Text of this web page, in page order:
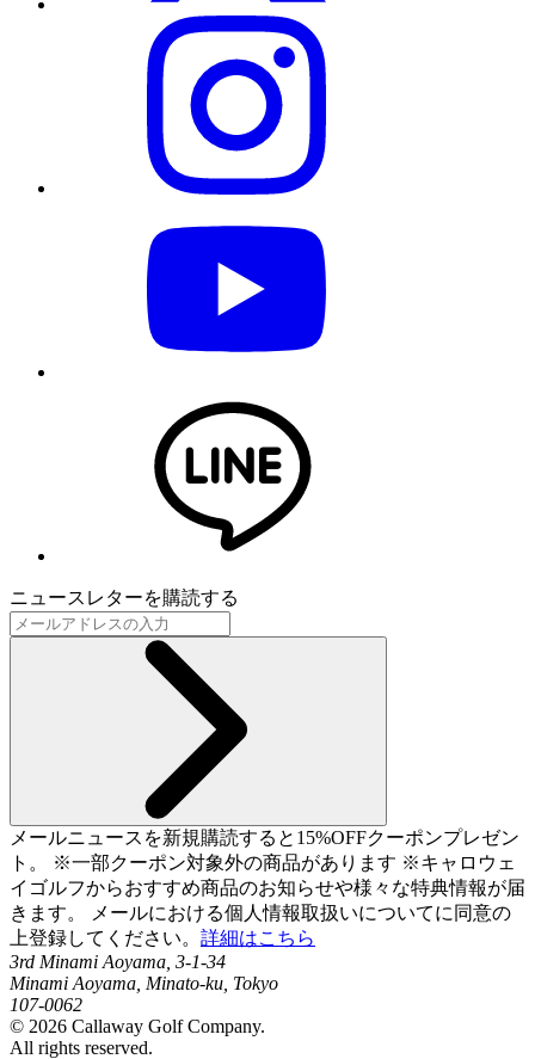
ニュースレターを購読する
メールニュースを新規購読すると15%OFFクーポンプレゼン
ト。 ※一部クーポン対象外の商品があります ※キャロウェ
イゴルフからおすすめ商品のお知らせや様々な特典情報が届
きます。 メールにおける個人情報取扱いについてに同意の
上登録してください。 詳細はこちら
3rd Minami Aoyama, 3-1-34
Minami Aoyama, Minato-ku, Tokyo
107-0062
© 2026 Callaway Golf Company.
All rights reserved.